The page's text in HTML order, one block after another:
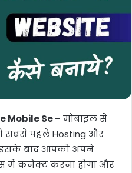
Mobile Se – मोबाइल से
सबसे पहले Hosting और
इसके बाद आपको अपने
में कनेक्ट करना होगा और